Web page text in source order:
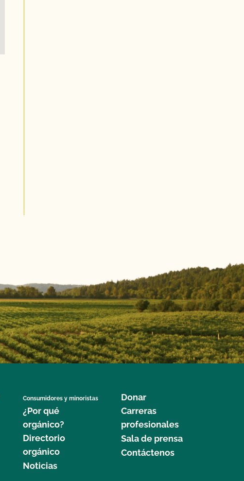
Consumidores y minoristas
¿Por qué
orgánico?
Directorio
orgánico
Noticias
Donar
Carreras
profesionales
Sala de prensa
Contáctenos